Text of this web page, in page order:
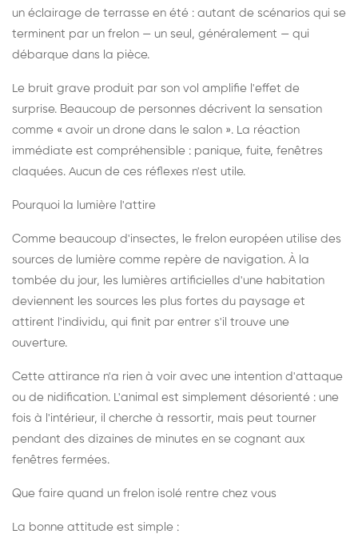
un éclairage de terrasse en été : autant de scénarios qui se
terminent par un frelon — un seul, généralement — qui
débarque dans la pièce.
Le bruit grave produit par son vol amplifie l'effet de
surprise. Beaucoup de personnes décrivent la sensation
comme « avoir un drone dans le salon ». La réaction
immédiate est compréhensible : panique, fuite, fenêtres
claquées. Aucun de ces réflexes n'est utile.
Pourquoi la lumière l'attire
Comme beaucoup d'insectes, le frelon européen utilise des
sources de lumière comme repère de navigation. À la
tombée du jour, les lumières artificielles d'une habitation
deviennent les sources les plus fortes du paysage et
attirent l'individu, qui finit par entrer s'il trouve une
ouverture.
Cette attirance n'a rien à voir avec une intention d'attaque
ou de nidification. L'animal est simplement désorienté : une
fois à l'intérieur, il cherche à ressortir, mais peut tourner
pendant des dizaines de minutes en se cognant aux
fenêtres fermées.
Que faire quand un frelon isolé rentre chez vous
La bonne attitude est simple :